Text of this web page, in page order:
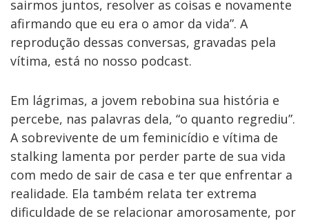
sairmos juntos, resolver as coisas e novamente
afirmando que eu era o amor da vida”. A
reprodução dessas conversas, gravadas pela
vítima, está no nosso podcast.
Em lágrimas, a jovem rebobina sua história e
percebe, nas palavras dela, “o quanto regrediu”.
A sobrevivente de um feminicídio e vítima de
stalking lamenta por perder parte de sua vida
com medo de sair de casa e ter que enfrentar a
realidade. Ela também relata ter extrema
dificuldade de se relacionar amorosamente, por